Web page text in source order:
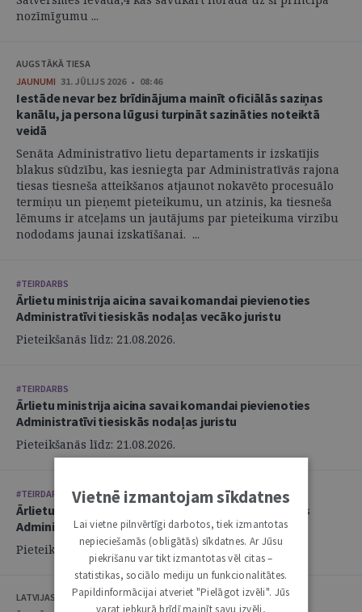
nozīmīgumu ...
AUGSTĀKĀ TIESA
JAUNUMI 31. JŪLIJS 2026 • 08:46
Iestāde nevar bez brīdinājuma mainīt oficiālās saziņas
kanālu, ja persona lūgusi turpināt sazināties noteiktā
veidā
Senāta Administratīvo lietu departaments ir izskatījis
blakus sūdzību, kas iesniegta par Administratīvās rajona
tiesas tiesneša atteikšanos atjaunot nokavēto procesuālo
termiņu un pieņemt pieteikumu, un atzinis, ka tiesneša
lēmums ir atceļams un jautājums par pieteikuma virzību
nododams jaunai izskatīšanai. ...
#TEIRDARBS
Ārlietu ministrija aicina savai komandai pievienoties
Administratīvi tiesiskās nodaļas vecāko juristu
Pieteikšanās līdz: 21.08.2026.
#TEIRDARBS
Ārlietu ministrija aicina savai komandai pievienoties
Administratīvi tiesiskās nodaļas juristu
Pieteikšanās līdz: 21.08.2026.
#TEIRDARBS
Ārlietu ministrija aicina savai komandai pievienoties
Administratīvi tiesiskās nodaļas juristu
Pieteikšanās līdz: 21.08.2026.
LATVIJAS ZVĒRINĀTU ADVOKĀTU PADOME
Vietnē izmantojam sīkdatnes
Lai vietne pilnvērtīgi darbotos, tiek izmantotas
nepieciešamās (obligātās) sīkdatnes. Ar Jūsu
piekrišanu var tikt izmantotas vēl citas –
statistikas, sociālo mediju un funkcionalitātes.
Papildinformācijai atveriet "Pielāgot izvēli". Jūs
varat jebkurā brīdī mainīt savu izvēli,